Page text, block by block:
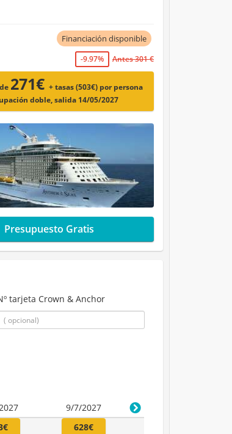
Financiación disponible
-9.97% Antes 301 €
271€ + tasas (503€) por persona
doble, salida 14/05/2027
Presupuesto Gratis
tarjeta Crown & Anchor
9/7/2027
628€